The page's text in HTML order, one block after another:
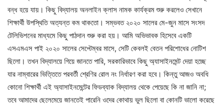
বন্ধ হয়ে যায়। কিছু বিদ্যালয় অনলাইন ক্লাস নামক কার্যক্রম শুরু করলেও সেখানে
শিক্ষার্থী উপস্থিতি অত্যন্ত কম থাকতো। সম্ভবত ২০২০ সালের মে-জুন মাসে সংসদ
টেলিভিশনের মাধ্যমে কিছু পাঠদান শুরু করা হয়। আমি অভিভাবক হিসেবে একটি
এসএমএস পাই ২০২০ সালের সেপ্টেম্বর মাসে, সেটি কেবলই বেতন পরিশোধের নোটিশ
ছিলো। তখন বিদ্যালয়ে গিয়ে জানতে পারি, সরকারিভাবে কিছু অ্যাসাইনমেন্ট দেয়া হচ্ছে
যার নাম্বারের ভিত্তিতে পরবর্তী শ্রেণির রোল নং নির্ধারণ করা হবে। কিন্তু আজও অবধি
কোনো শিক্ষার্থী এই অ্যাসাইনমেন্টের ফিডব্যাক বিদ্যালয় থেকে পেয়েছে কি না জানি না;
তবে আমাদের ছেলেমেয়ে জানতেই পারেনি ওদের কোথায় ভুল ছিলো বা কোনটি ভালো করেছে